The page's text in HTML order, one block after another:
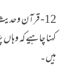
12- قرآن
کہنا چاہیے کہ
ہیں۔